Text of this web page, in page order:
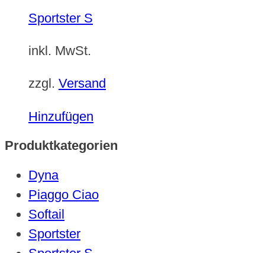
gewählt
Sportster S
inkl. MwSt.
zzgl. Versand
Hinzufügen
Produktkategorien
Dyna
Piaggo Ciao
Softail
Sportster